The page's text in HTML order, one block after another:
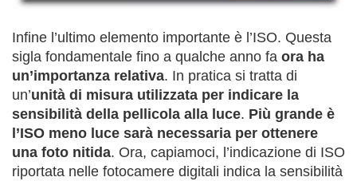
Infine l’ultimo elemento importante è l’ISO. Questa
sigla fondamentale fino a qualche anno fa ora ha
un’importanza relativa. In pratica si tratta di
un’unità di misura utilizzata per indicare la
sensibilità della pellicola alla luce. Più grande è
l’ISO meno luce sarà necessaria per ottenere
una foto nitida. Ora, capiamoci, l’indicazione di ISO
riportata nelle fotocamere digitali indica la sensibilità